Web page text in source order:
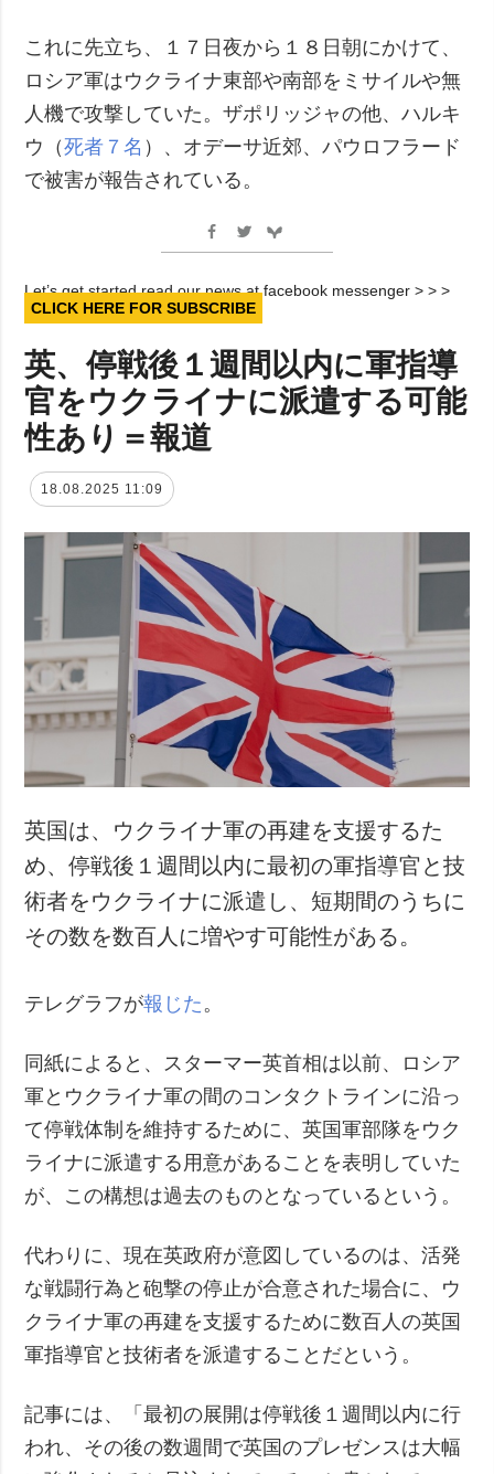
これに先立ち、１７日夜から１８日朝にかけて、
ロシア軍はウクライナ東部や南部をミサイルや無
人機で攻撃していた。ザポリッジャの他、ハルキ
ウ（死者７名 ）、オデーサ近郊、パウロフラード
で被害が報告されている。
Let’s get started read our news at facebook messenger > > >
CLICK HERE FOR SUBSCRIBE
英、停戦後１週間以内に軍指導
官をウクライナに派遣する可能
性あり＝報道
18.08.2025 11:09
英国は、ウクライナ軍の再建を支援するた
め、停戦後１週間以内に最初の軍指導官と技
術者をウクライナに派遣し、短期間のうちに
その数を数百人に増やす可能性がある。
テレグラフが報じた 。
同紙によると、スターマー英首相は以前、ロシア
軍とウクライナ軍の間のコンタクトラインに沿っ
て停戦体制を維持するために、英国軍部隊をウク
ライナに派遣する用意があることを表明していた
が、この構想は過去のものとなっているという。
代わりに、現在英政府が意図しているのは、活発
な戦闘行為と砲撃の停止が合意された場合に、ウ
クライナ軍の再建を支援するために数百人の英国
軍指導官と技術者を派遣することだという。
記事には、「最初の展開は停戦後１週間以内に行
われ、その後の数週間で英国のプレゼンスは大幅